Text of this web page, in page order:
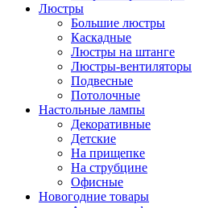
Люстры
Большие люстры
Каскадные
Люстры на штанге
Люстры-вентиляторы
Подвесные
Потолочные
Настольные лампы
Декоративные
Детские
На прищепке
На струбцине
Офисные
Новогодние товары